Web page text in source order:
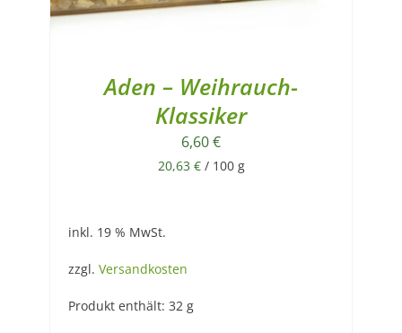
Aden – Weihrauch-
Klassiker
6,60€
20,63 €/ 100 g
inkl. 19 % MwSt.
zzgl. Versandkosten
Produkt enthält: 32 g